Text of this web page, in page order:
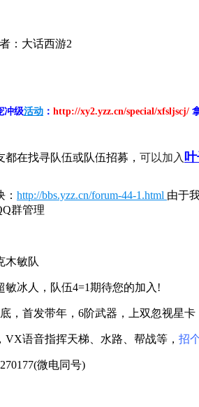
：大话西游2
冲级活动 ： http://xy2.yzz.cn/special/xfsljscj/
在找寻队伍或队伍招募， 可以加入
http://bbs.yzz.cn/forum-44-1.html 由于
群管理
木敏队
敏冰人，队伍4=1期待您的加入!
，首发带年，6阶武器，上双忽视星卡
语音指挥天梯、水路、帮战等， 招
微电同号)